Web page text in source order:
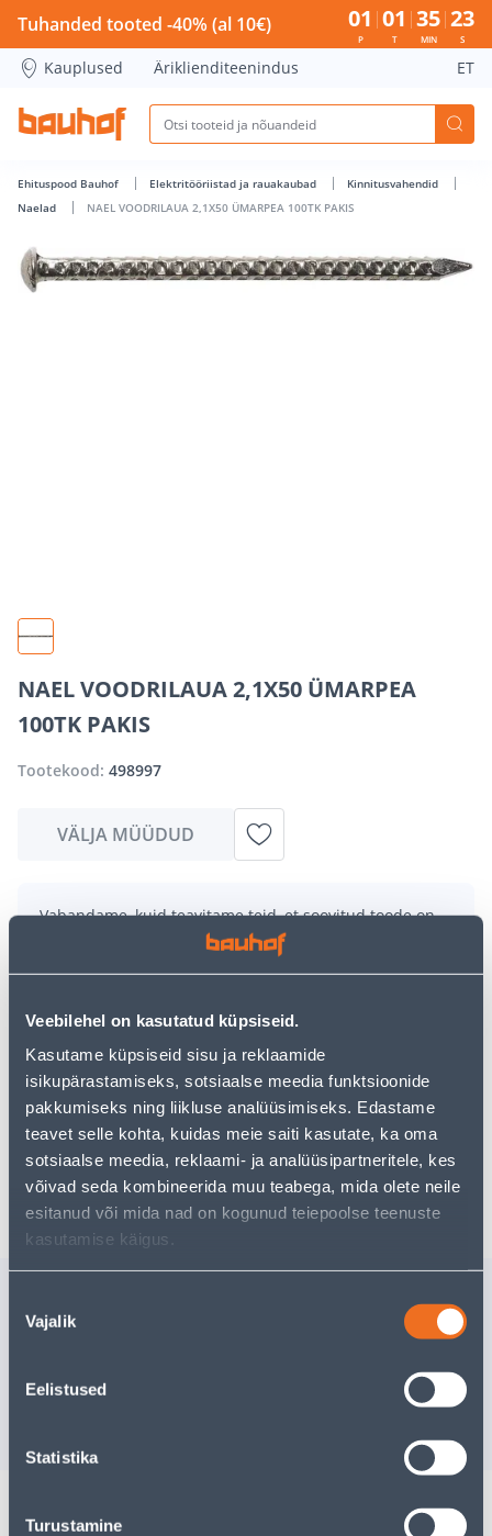
Veebilehel on kasutatud küpsiseid.
Kasutame küpsiseid sisu ja reklaamide
isikupärastamiseks, sotsiaalse meedia funktsioonide
pakkumiseks ning liikluse analüüsimiseks. Edastame
teavet selle kohta, kuidas meie saiti kasutate, ka oma
sotsiaalse meedia, reklaami- ja analüüsipartneritele, kes
võivad seda kombineerida muu teabega, mida olete neile
esitanud või mida nad on kogunud teiepoolse teenuste
kasutamise käigus.
valik
Vajalik
Eelistused
Statistika
Turustamine
NAEL VOODRILAUA 2,1X50 ÜMARPEA 100TK PAKIS -
Tuhanded tooted -40% (al 10€) 01
P
01
T
35
MIN
22
S
Kauplused Äriklienditeenindus ET
Ehituspood Bauhof Elektritööriistad ja rauakaubad
Kinnitusvahendid
Naelad
NAEL VOODRILAUA 2,1X50 ÜMARPEA 100TK PAKIS
NAEL VOODRILAUA 2,1X50 ÜMARPEA
100TK PAKIS
Tootekood: 498997
VÄLJA MÜÜDUD
Vabandame, kuid teavitame teid, et soovitud toode on
hetkel suure nõudluse tõttu ajutiselt otsas. Siiski
pakume suurepäraseid alternatiive samast
tootekategooriast, mis võivad teile sama palju rõõmu
Teie ostlemisrõõm ei pea aga siin lõppema - oma
uurimistööd saate jätkata, naastes
avalehele
kasutades meie võimsat otsingufunktsiooni, et leida
veelgi meelepärasemad valikuid. Head ostlemist!
Tarne pole võimalik
NAEL
PAKIS
.39 €